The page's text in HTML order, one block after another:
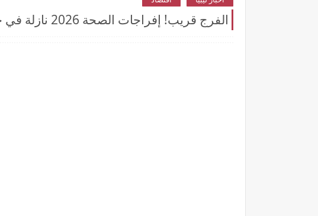
الفرج قريب! إفراجات الصحة 2026 نازلة في حسابات الموظفين... بس إنتَ مشمول ولا لأ؟ وهل راح تصرف بشهر يونيو